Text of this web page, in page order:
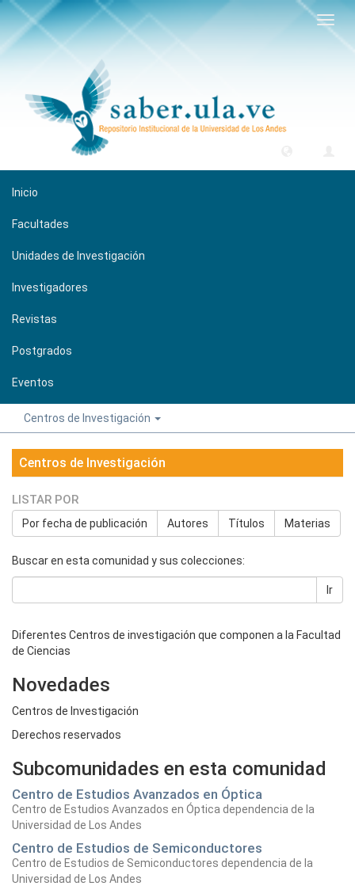
Inicio
Facultades
Unidades de Investigación
Investigadores
Revistas
Postgrados
Eventos
Centros de Investigación
Centros de Investigación
LISTAR POR
Por fecha de publicación Autores Títulos Materias
Buscar en esta comunidad y sus colecciones:
Ir
Diferentes Centros de investigación que componen a la Facultad
de Ciencias
Novedades
Centros de Investigación
Derechos reservados
Subcomunidades en esta comunidad
Centro de Estudios Avanzados en Óptica
Centro de Estudios Avanzados en Óptica dependencia de la
Universidad de Los Andes
Centro de Estudios de Semiconductores
Centro de Estudios de Semiconductores dependencia de la
Universidad de Los Andes